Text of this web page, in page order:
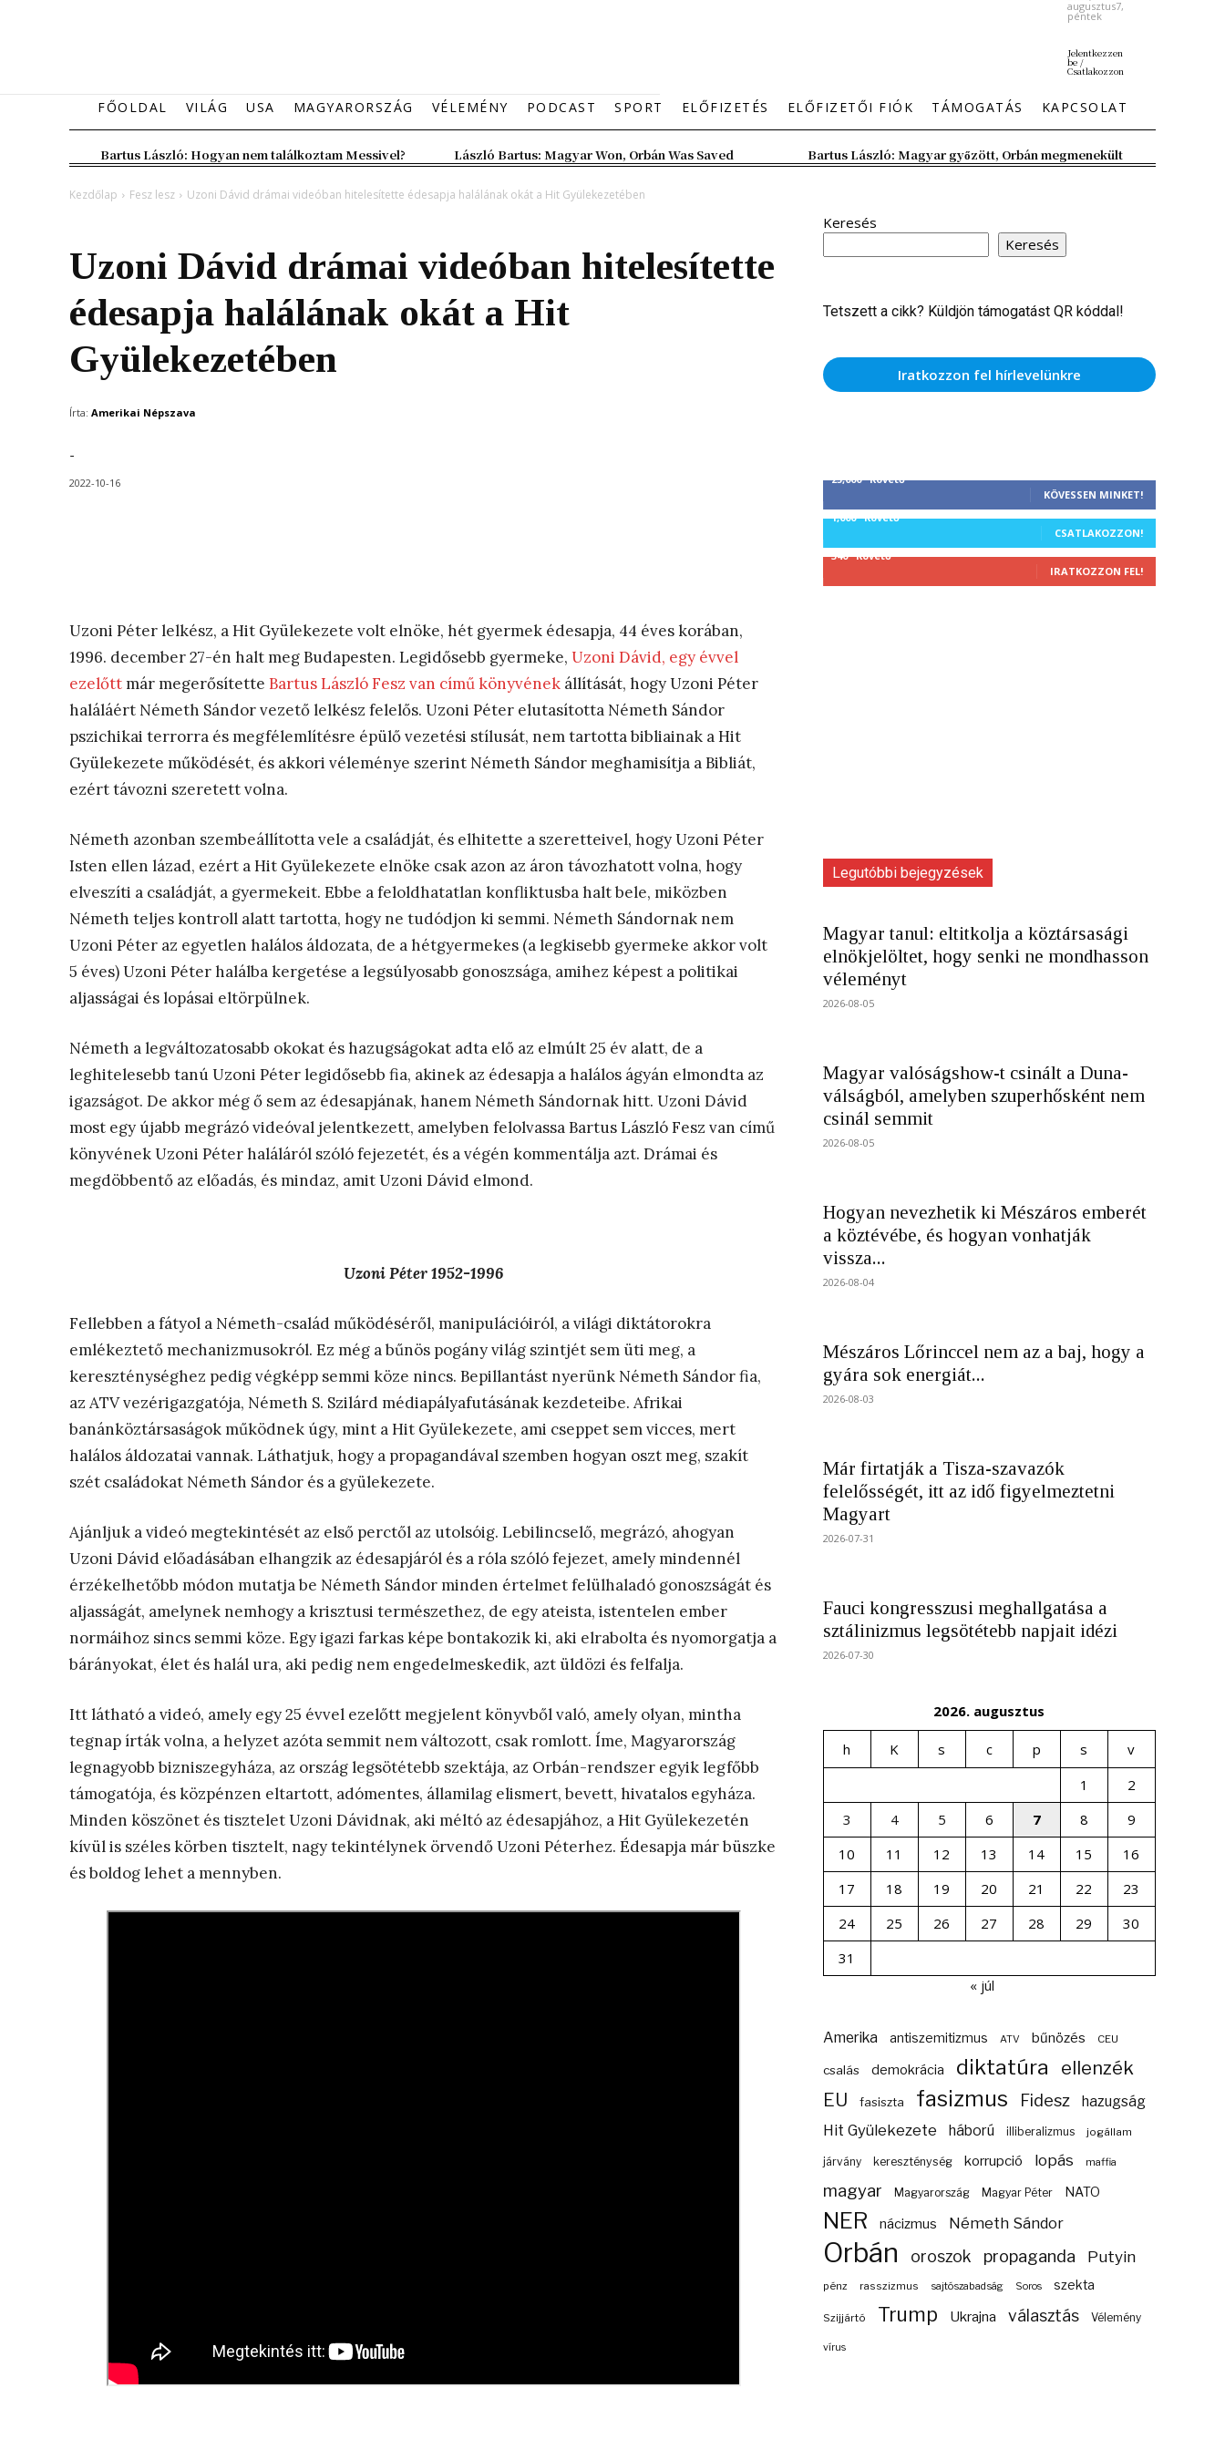
augusztus7,
péntek
Jelentkezzen
be /
Csatlakozzon
FŐOLDAL VILÁG USA MAGYARORSZÁG VÉLEMÉNY PODCAST SPORT ELŐFIZETÉS ELŐFIZETŐI FIÓK TÁMOGATÁS KAPCSOLAT
Bartus László: Hogyan nem találkoztam Messivel? László Bartus: Magyar Won, Orbán Was Saved Bartus László: Magyar győzött, Orbán megmenekült
Kezdőlap Fesz lesz Uzoni Dávid drámai videóban hitelesítette édesapja halálának okát a Hit Gyülekezetében
Uzoni Dávid drámai videóban hitelesítette
édesapja halálának okát a Hit
Gyülekezetében
Írta: Amerikai Népszava
-
2022-10-16
Uzoni Péter lelkész, a Hit Gyülekezete volt elnöke, hét gyermek édesapja, 44 éves korában,
1996. december 27-én halt meg Budapesten. Legidősebb gyermeke, Uzoni Dávid, egy évvel
ezelőttmár megerősítette Bartus László Fesz van című könyvének állítását, hogy Uzoni Péter
haláláért Németh Sándor vezető lelkész felelős. Uzoni Péter elutasította Németh Sándor
pszichikai terrorra és megfélemlítésre épülő vezetési stílusát, nem tartotta bibliainak a Hit
Gyülekezete működését, és akkori véleménye szerint Németh Sándor meghamisítja a Bibliát,
ezért távozni szeretett volna.
Németh azonban szembeállította vele a családját, és elhitette a szeretteivel, hogy Uzoni Péter
Isten ellen lázad, ezért a Hit Gyülekezete elnöke csak azon az áron távozhatott volna, hogy
elveszíti a családját, a gyermekeit. Ebbe a feloldhatatlan konfliktusba halt bele, miközben
Németh teljes kontroll alatt tartotta, hogy ne tudódjon ki semmi. Németh Sándornak nem
Uzoni Péter az egyetlen halálos áldozata, de a hétgyermekes (a legkisebb gyermeke akkor volt
5 éves) Uzoni Péter halálba kergetése a legsúlyosabb gonoszsága, amihez képest a politikai
aljasságai és lopásai eltörpülnek.
Németh a legváltozatosabb okokat és hazugságokat adta elő az elmúlt 25 év alatt, de a
leghitelesebb tanú Uzoni Péter legidősebb fia, akinek az édesapja a halálos ágyán elmondta az
igazságot. De akkor még ő sem az édesapjának, hanem Németh Sándornak hitt. Uzoni Dávid
most egy újabb megrázó videóval jelentkezett, amelyben felolvassa Bartus László Fesz van című
könyvének Uzoni Péter haláláról szóló fejezetét, és a végén kommentálja azt. Drámai és
megdöbbentő az előadás, és mindaz, amit Uzoni Dávid elmond.
Uzoni Péter 1952-1996
Fellebben a fátyol a Németh-család működéséről, manipulációiról, a világi diktátorokra
emlékeztető mechanizmusokról. Ez még a bűnös pogány világ szintjét sem üti meg, a
kereszténységhez pedig végképp semmi köze nincs. Bepillantást nyerünk Németh Sándor fia,
az ATV vezérigazgatója, Németh S. Szilárd médiapályafutásának kezdeteibe. Afrikai
banánköztársaságok működnek úgy, mint a Hit Gyülekezete, ami cseppet sem vicces, mert
halálos áldozatai vannak. Láthatjuk, hogy a propagandával szemben hogyan oszt meg, szakít
szét családokat Németh Sándor és a gyülekezete.
Ajánljuk a videó megtekintését az első perctől az utolsóig. Lebilincselő, megrázó, ahogyan
Uzoni Dávid előadásában elhangzik az édesapjáról és a róla szóló fejezet, amely mindennél
érzékelhetőbb módon mutatja be Németh Sándor minden értelmet felülhaladó gonoszságát és
aljasságát, amelynek nemhogy a krisztusi természethez, de egy ateista, istentelen ember
normáihoz sincs semmi köze. Egy igazi farkas képe bontakozik ki, aki elrabolta és nyomorgatja a
bárányokat, élet és halál ura, aki pedig nem engedelmeskedik, azt üldözi és felfalja.
Itt látható a videó, amely egy 25 évvel ezelőtt megjelent könyvből való, amely olyan, mintha
tegnap írták volna, a helyzet azóta semmit nem változott, csak romlott. Íme, Magyarország
legnagyobb bizniszegyháza, az ország legsötétebb szektája, az Orbán-rendszer egyik legfőbb
támogatója, és közpénzen eltartott, adómentes, államilag elismert, bevett, hivatalos egyháza.
Minden köszönet és tisztelet Uzoni Dávidnak, aki méltó az édesapjához, a Hit Gyülekezetén
kívül is széles körben tisztelt, nagy tekintélynek örvendő Uzoni Péterhez. Édesapja már büszke
és boldog lehet a mennyben.
Keresés
Keresés
Tetszett a cikk? Küldjön támogatást QR kóddal!
Iratkozzon fel hírlevelünkre
25,000 Követő
KÖVESSEN MINKET!
1,000 Követő
CSATLAKOZZON!
340 Követő
IRATKOZZON FEL!
Legutóbbi bejegyzések
Magyar tanul: eltitkolja a köztársasági
elnökjelöltet, hogy senki ne mondhasson
véleményt
2026-08-05
Magyar valóságshow-t csinált a Duna-
válságból, amelyben szuperhősként nem
csinál semmit
2026-08-05
Hogyan nevezhetik ki Mészáros emberét
a köztévébe, és hogyan vonhatják
vissza...
2026-08-04
Mészáros Lőrinccel nem az a baj, hogy a
gyára sok energiát...
2026-08-03
Már firtatják a Tisza-szavazók
felelősségét, itt az idő figyelmeztetni
Magyart
2026-07-31
Fauci kongresszusi meghallgatása a
sztálinizmus legsötétebb napjait idézi
2026-07-30
2026. augusztus
h K s c p s
v
1
2
3
4 5 6 7 8
9
10
11 12 13 14 15
16
17
18 19 20 21 22
23
24
25 26 27 28 29
30
31
« júl
Amerika antiszemitizmus ATV bűnözés CEU
csalás demokrácia diktatúra ellenzék
EU fasiszta fasizmus Fidesz hazugság
Hit Gyülekezete háború illiberalizmus jogállam
járvány kereszténység korrupció lopás maffia
magyar Magyarország Magyar Péter NATO
NER nácizmus Németh Sándor
Orbán oroszok propaganda Putyin
pénz rasszizmus sajtószabadság Soros szekta
Szijjártó Trump Ukrajna választás Vélemény
vírus